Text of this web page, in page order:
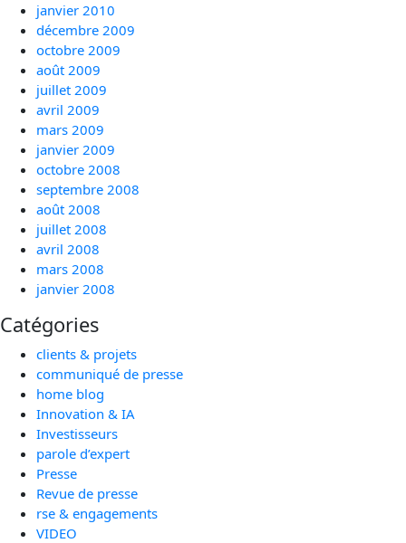
janvier 2010
décembre 2009
octobre 2009
août 2009
juillet 2009
avril 2009
mars 2009
janvier 2009
octobre 2008
septembre 2008
août 2008
juillet 2008
avril 2008
mars 2008
janvier 2008
Catégories
clients & projets
communiqué de presse
home blog
Innovation & IA
Investisseurs
parole d’expert
Presse
Revue de presse
rse & engagements
VIDEO